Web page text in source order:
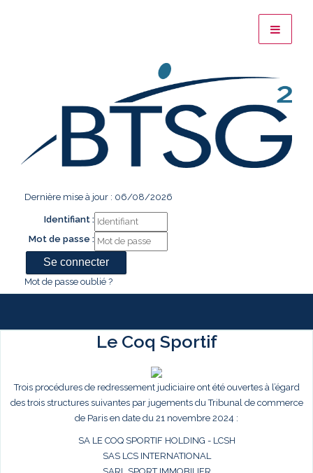
Dernière mise à jour : 06/08/2026
Identifiant :
Mot de passe :
Mot de passe oublié ?
Le Coq Sportif
Trois procédures de redressement judiciaire ont été ouvertes à l’égard
des trois structures suivantes par jugements du Tribunal de commerce
de Paris en date du 21 novembre 2024 :
SA LE COQ SPORTIF HOLDING - LCSH
SAS LCS INTERNATIONAL